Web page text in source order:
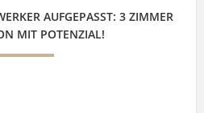
AUFGEPASST: 3 ZIMMER
MIT POTENZIAL!